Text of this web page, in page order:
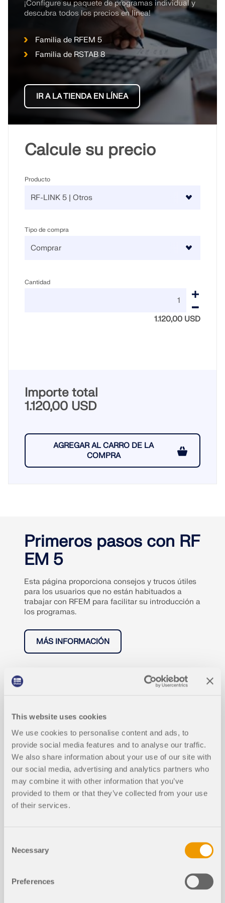
This website uses cookies
We use cookies to personalise content and ads, to
provide social media features and to analyse our traffic.
We also share information about your use of our site with
our social media, advertising and analytics partners who
may combine it with other information that you’ve
provided to them or that they’ve collected from your use
of their services.
Selection
Necessary
Preferences
¡Configure su paquete de programas individual y
descubra todos los precios en línea!
Familia de RFEM 5
Familia de RSTAB 8
IR A LA TIENDA EN LÍNEA
Calcule su precio
Producto
Tipo de compra
Cantidad
1.120,00 USD
Importe total
1.120,00 USD
AGREGAR AL CARRO DE LA
COMPRA
Primeros pasos con RF
EM 5
Esta página proporciona consejos y trucos útiles
para los usuarios que no están habituados a
trabajar con RFEM para facilitar su introducción a
los programas.
MÁS INFORMACIÓN